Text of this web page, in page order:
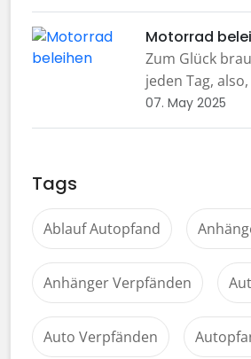
Motorrad
Zum Glück
jeden Tag, also,
07. May 2025
Tags
Ablauf Autopfand
Anhänger Verpfänden
Auto Verpfänden